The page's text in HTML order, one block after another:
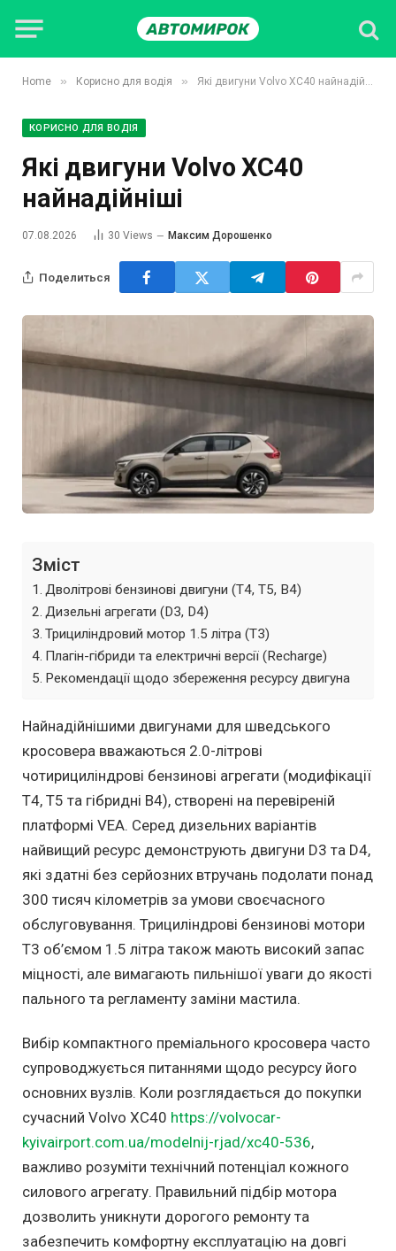
Home » Корисно для водія » Які двигуни Volvo XC40 найнадійніші
КОРИСНО ДЛЯ ВОДІЯ
Які двигуни Volvo XC40
найнадійніші
07.08.2026 30 Views Максим Дорошенко
Поделиться
Зміст
Дволітрові бензинові двигуни (T4, T5, B4)
Дизельні агрегати (D3, D4)
Трициліндровий мотор 1.5 літра (T3)
Плагін-гібриди та електричні версії (Recharge)
Рекомендації щодо збереження ресурсу двигуна
Найнадійнішими двигунами для шведського
кросовера вважаються 2.0-літрові
чотирициліндрові бензинові агрегати (модифікації
T4, T5 та гібридні B4), створені на перевіреній
платформі VEA. Серед дизельних варіантів
найвищий ресурс демонструють двигуни D3 та D4,
які здатні без серйозних втручань подолати понад
300 тисяч кілометрів за умови своєчасного
обслуговування. Трициліндрові бензинові мотори
T3 об’ємом 1.5 літра також мають високий запас
міцності, але вимагають пильнішої уваги до якості
пального та регламенту заміни мастила.
Вибір компактного преміального кросовера часто
супроводжується питаннями щодо ресурсу його
основних вузлів. Коли розглядається до покупки
сучасний Volvo XC40 https://volvocar-
kyivairport.com.ua/modelnij-rjad/xc40-536,
важливо розуміти технічний потенціал кожного
силового агрегату. Правильний підбір мотора
дозволить уникнути дорогого ремонту та
забезпечить комфортну експлуатацію на довгі